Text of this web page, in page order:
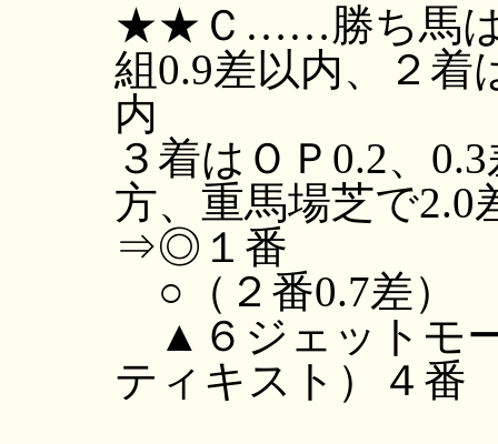
★★Ｃ……勝ち馬は
組0.9差以内、２着
内
３着はＯＰ0.2、
方、重馬場芝で2.0
⇒◎１番
○（２番0.7差）
▲６ジェットモ
ティキスト）４番